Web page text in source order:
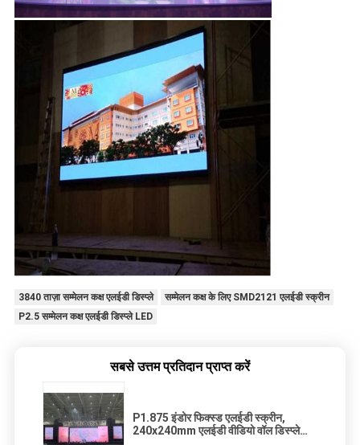
3840 ताज़ा सम्मेलन कक्ष एलईडी डिस्प्ले
सम्मेलन कक्ष के लिए SMD2121 एलईडी स्क्रीन
P2.5 सम्मेलन कक्ष एलईडी डिस्प्ले LED
सबसे उत्तम प्रतिदान प्राप्त करें
P1.875 इंडोर फिक्स्ड एलईडी स्क्रीन,
240x240mm एलईडी वीडियो वॉल डिस्प्ले